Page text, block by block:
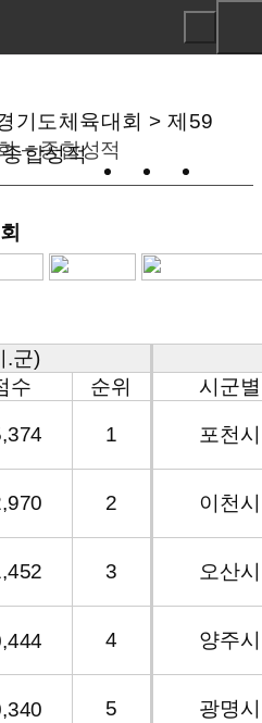
기도체육대회 >제59
합성적
– 종합성적
.군)
수 순위 시군별
1 포천시
2 이천시
3 오산시
4 양주시
5 광명시